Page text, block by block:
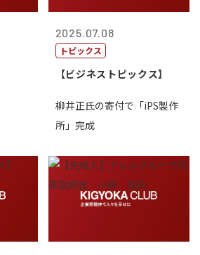
2025.07.08
トピックス
【ビジネストピックス】
柳井正氏の寄付で「iPS製作
所」完成